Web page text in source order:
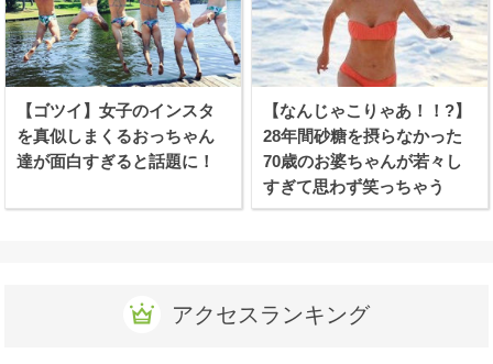
【ゴツイ】女子のインスタ
を真似しまくるおっちゃん
達が面白すぎると話題に！
【なんじゃこりゃあ！！?】
28年間砂糖を摂らなかった
70歳のお婆ちゃんが若々し
すぎて思わず笑っちゃう
アクセスランキング